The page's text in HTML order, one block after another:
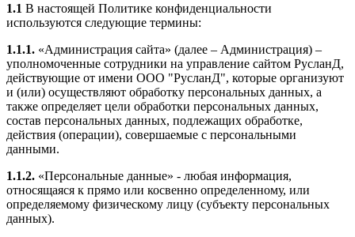
1.1 В настоящей Политике конфиденциальности
используются следующие термины:
1.1.1. «Администрация сайта» (далее – Администрация) –
уполномоченные сотрудники на управление сайтом РусланД,
действующие от имени ООО "РусланД", которые организуют
и (или) осуществляют обработку персональных данных, а
также определяет цели обработки персональных данных,
состав персональных данных, подлежащих обработке,
действия (операции), совершаемые с персональными
данными.
1.1.2. «Персональные данные» - любая информация,
относящаяся к прямо или косвенно определенному, или
определяемому физическому лицу (субъекту персональных
данных).